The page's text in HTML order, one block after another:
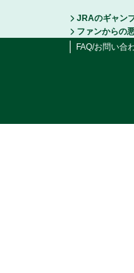
JRAのギャン
ファンからの
FAQ/お問い合